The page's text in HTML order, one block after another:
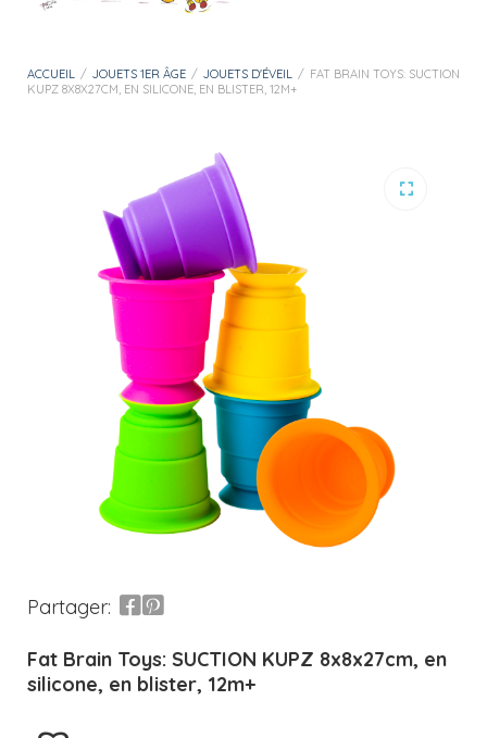
ACCUEIL / JOUETS 1ER ÂGE / JOUETS D'ÉVEIL / FAT BRAIN TOYS: SUCTION
KUPZ 8X8X27CM, EN SILICONE, EN BLISTER, 12M+
Partager:
Fat Brain Toys: SUCTION KUPZ 8x8x27cm, en
silicone, en blister, 12m+